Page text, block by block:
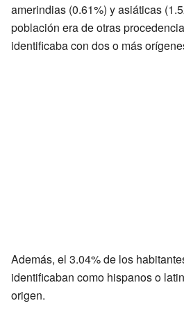
amerindias (0.61%) y asiáticas
población era de otras
identificaba con dos o más
Además, el 3.04% de los
identificaban como hispanos o
origen.